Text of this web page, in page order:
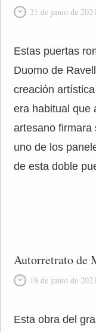
21 de junio de 2021
Estas puertas
Duomo de
creación
era habitual que
artesano firmara
uno de los
de esta doble
Autorretrato de
18 de junio de 2021
Esta obra del